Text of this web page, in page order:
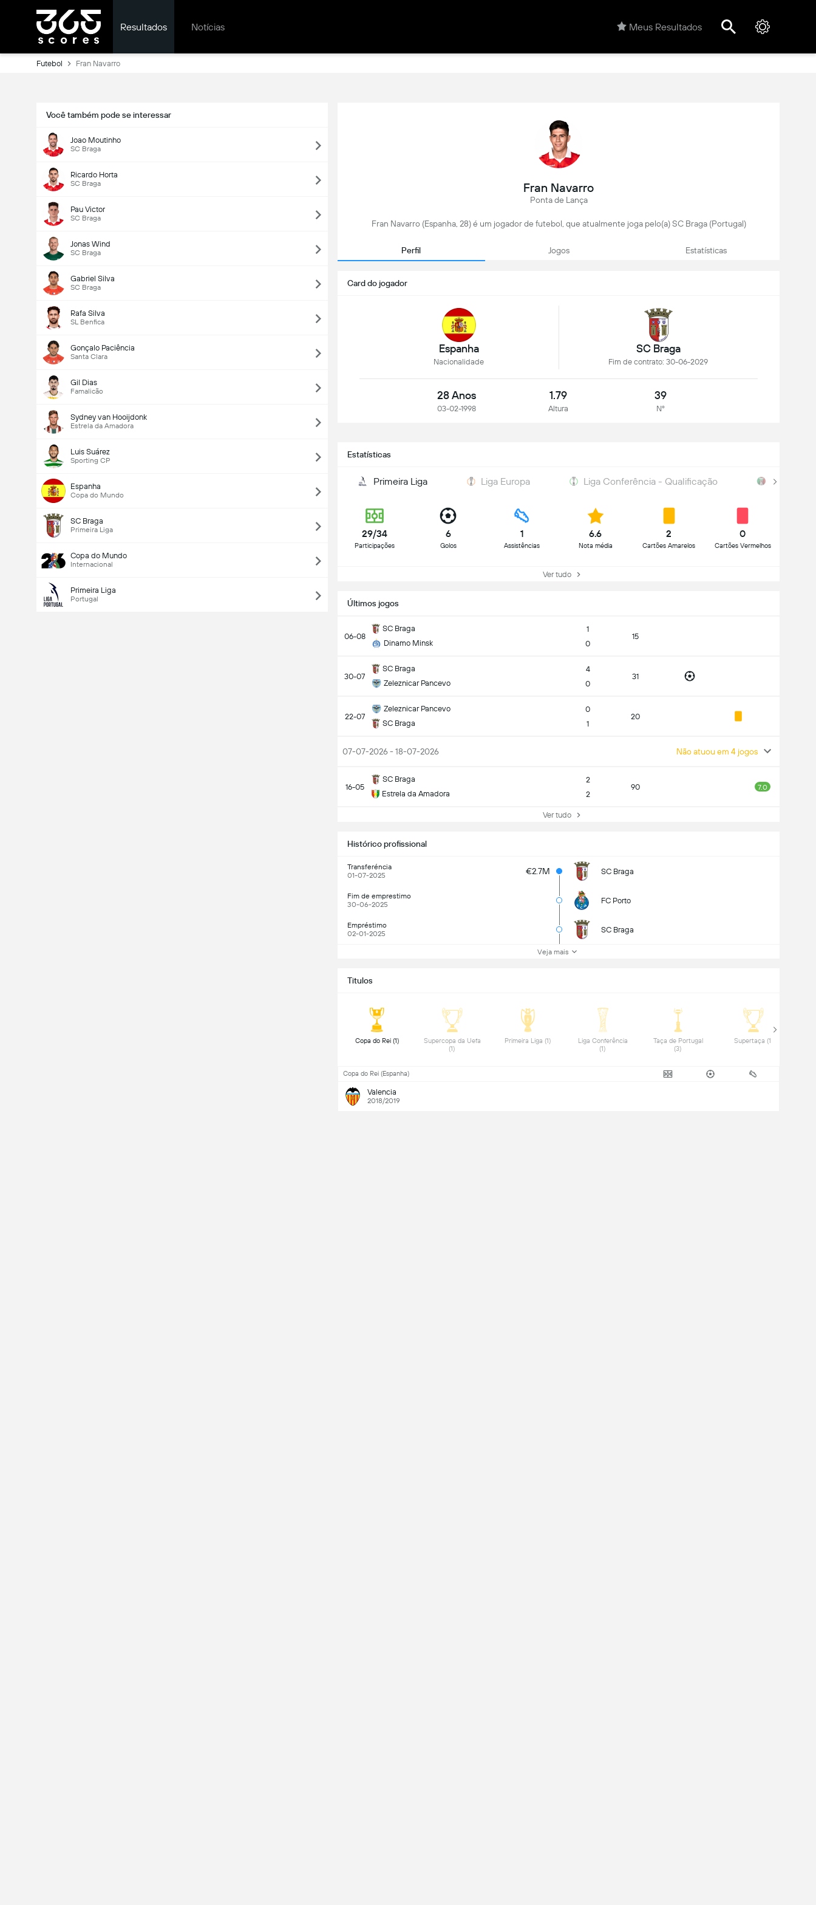
Resultados Notícias Meus Resultados
Futebol Fran Navarro
Você também pode se interessar
Joao Moutinho
SC Braga
Ricardo Horta
SC Braga
Pau Victor
SC Braga
Jonas Wind
SC Braga
Gabriel Silva
SC Braga
Rafa Silva
SL Benfica
Gonçalo Paciência
Santa Clara
Gil Dias
Famalicão
Sydney van Hooijdonk
Estrela da Amadora
Luis Suárez
Sporting CP
Espanha
Copa do Mundo
SC Braga
Primeira Liga
Copa do Mundo
Internacional
Primeira Liga
Portugal
Fran Navarro
Ponta de Lança
Fran Navarro (Espanha, 28) é um jogador de futebol, que atualmente joga pelo(a) SC Braga (Portugal)
Perfil Jogos Estatísticas
Card do jogador
Espanha
Nacionalidade
SC Braga
Fim de contrato: 30-06-2029
28 Anos
03-02-1998
1.79
Altura
39
Nº
Estatísticas
Primeira Liga Liga Europa Liga Conferência - Qualificação Taça de
29/34
Participações
6
Golos
1
Assistências
6.6
Nota média
2
Cartões Amarelos
0
Cartões Vermelhos
Ver tudo
Últimos jogos
06-08
SC Braga
Dinamo Minsk
1
0
15
30-07
SC Braga
Zeleznicar Pancevo
4
0
31
22-07
Zeleznicar Pancevo
SC Braga
0
1
20
07-07-2026 - 18-07-2026 Não atuou em 4 jogos
16-05
SC Braga
Estrela da Amadora
2
2
90 7.0
Ver tudo
Histórico profissional
Transferéncia
01-07-2025
€2.7M SC Braga
Fim de emprestimo
30-06-2025
FC Porto
Empréstimo
02-01-2025
SC Braga
Veja mais
Titulos
Supercopa da Uefa
(1)
Liga Conferência
(1)
Taça de Portugal
(3)
Copa do Rei (Espanha)
Valencia
2018/2019